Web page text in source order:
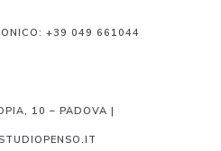
+39 049 661044
10 – PADOVA |